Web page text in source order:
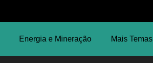
Energia e Mineração Mais Temas